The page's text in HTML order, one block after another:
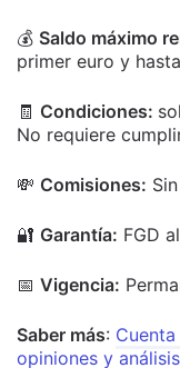
💰 Saldo máximo
primer euro y
🧾 Condiciones:
No requiere
💸 Comisiones:
🔐 Garantía: FGD
📅 Vigencia:
Saber más:
opiniones y